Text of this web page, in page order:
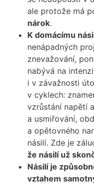
ale protože má
nárok.
K domácímu
nenápadných
znevažování,
nabývá na
i v závažnosti
v cyklech:
vzrůstání napětí
a usmiřování,
a opětovného
násilí. Zde je
že násilí už
Násilí je
vztahem